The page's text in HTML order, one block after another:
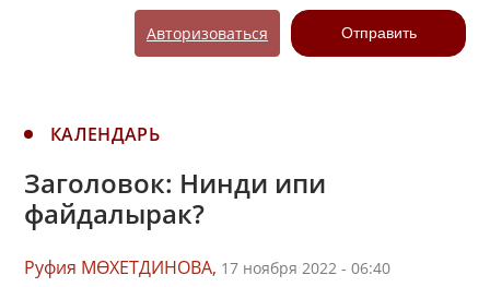
Авторизоваться Отправить
КАЛЕНДАРЬ
Заголовок: Нинди ипи
файдалырак?
Руфия МӨХЕТДИНОВА, 17 ноября 2022 - 06:40